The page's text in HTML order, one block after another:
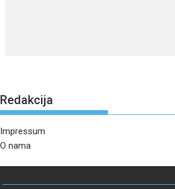
Redakcija
Impressum
O nama